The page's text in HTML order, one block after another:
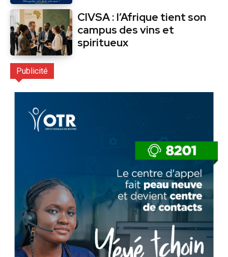
CIVSA : l’Afrique tient son
campus des vins et
spiritueux
Publicité